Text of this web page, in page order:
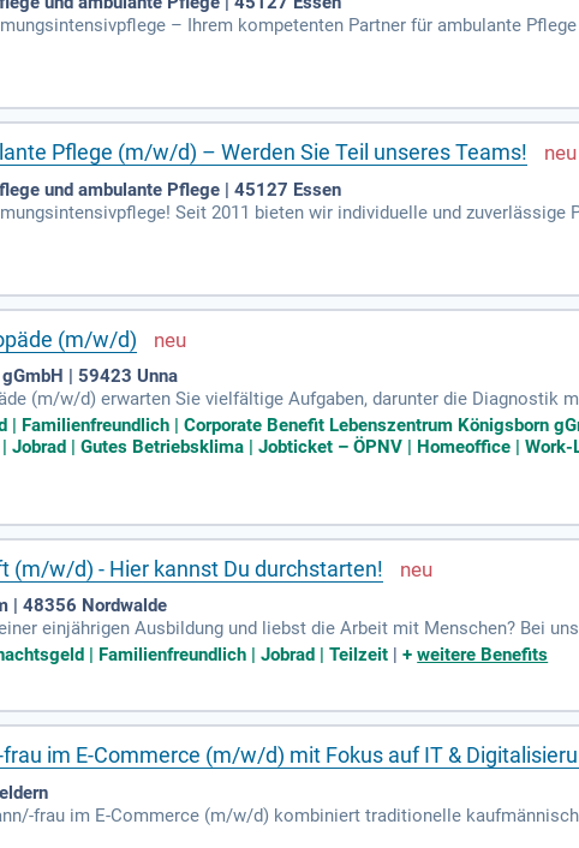
– Ihrem kompetenten Partner für ambulante
steht für individuelle und zuverlässige Versorgung in der 1:1-
sowie Altenpfleger:innen. Lassen Sie uns
Pflege (m/w/d) – Werden Sie Teil unseres Teams!
und ambulante Pflege | 45127 Essen
Seit 2011 bieten wir individuelle und zuverlässige
70 Fachkräften spezialisiert sich auf ambulante 1:1-Intensivpflege.
eine qualifizierte Pflegekraft sind, egal ob aus der Altenpflege,
(m/w/d)
| 59423 Unna
(m/w/d) erwarten Sie vielfältige Aufgaben, darunter die Diagnostik
Sie erstellen individuelle Behandlungskonzepte im
eine abgeschlossene Ausbildung und klinische Erfahrungen mit
sind teamfähig, während Sie interdisziplinär arbeiten. Wir bieten faire
| Familienfreundlich | Corporate Benefit Lebenszentrum Königsborn
Jobrad | Gutes Betriebsklima | Jobticket – ÖPNV | Homeoffice |
(m/w/d) - Hier kannst Du durchstarten!
| 48356 Nordwalde
einjährigen Ausbildung und liebst die Arbeit mit Menschen? Bei
Wir bieten dir attraktive 33 Urlaubstage, flexible Arbeitszeiten
Zusätzlich unterstützen wir dich bei der Wohnungssuche und
| Familienfreundlich | Jobrad | Teilzeit |+weitere Benefits
im E-Commerce (m/w/d) mit Fokus auf IT &
frau im E-Commerce (m/w/d) kombiniert traditionelle
für einen der wichtigsten Vertriebskanäle: den Online-